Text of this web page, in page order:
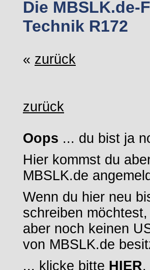
Die MBSLK.de-
Technik R172
« zurück
zurück
Oops ... du bist ja
Hier kommst du
MBSLK.de
Wenn du hier neu
schreiben möchtest,
aber noch keinen
von MBSLK.de
... klicke bitte HIER,